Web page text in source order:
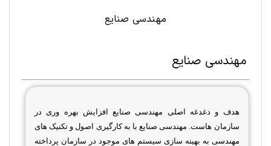
مهندسی صنايع
مهندسی صنايع
هدف و دغدغه اصلی مهندسی صنایع افزایش بهره وری در
سازمان هاست. مهندسی صنایع با به کارگیری اصول و تکنیک های
مهندسی به بهینه سازی سیستم های موجود در سازمان پرداخته